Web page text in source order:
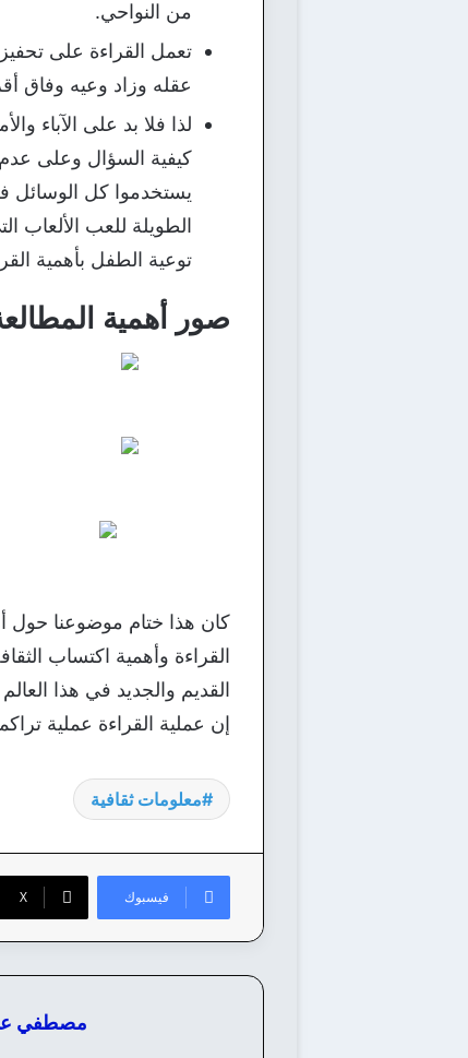
من النواحي.
تعمل القراءة على
عقله وزاد وعيه وفاق
لذا فلا بد على الآباء
كيفية السؤال وعلى
يستخدموا كل الوسائل
الطويلة للعب الألعاب
توعية الطفل بأهمية
صور أهمية
كان هذا ختام موضوعنا حول
القراءة وأهمية اكتساب
القديم والجديد في هذا
إن عملية القراءة عملية
معلومات ثقافية
فيسبوك ‫X
مصطفي